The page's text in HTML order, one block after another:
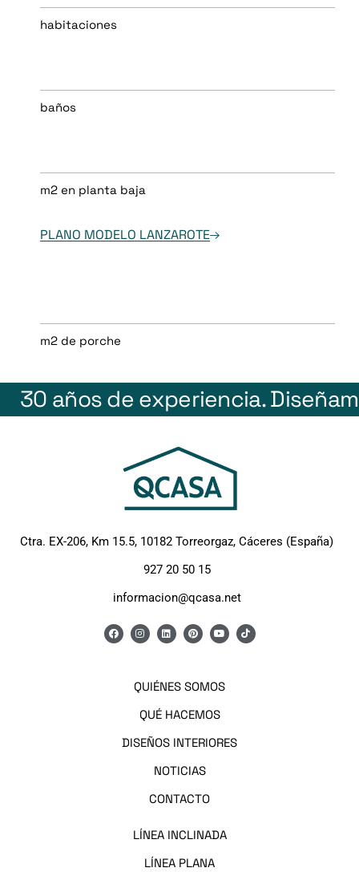
habitaciones
baños
m2 en planta baja
PLANO MODELO LANZAROTE
m2 de porche
30 años de experiencia.
Ctra. EX-206, Km 15.5, 10182 Torreorgaz, Cáceres (España)
927 20 50 15
informacion@qcasa.net
QUIÉNES SOMOS
QUÉ HACEMOS
DISEÑOS INTERIORES
NOTICIAS
CONTACTO
LÍNEA INCLINADA
LÍNEA PLANA